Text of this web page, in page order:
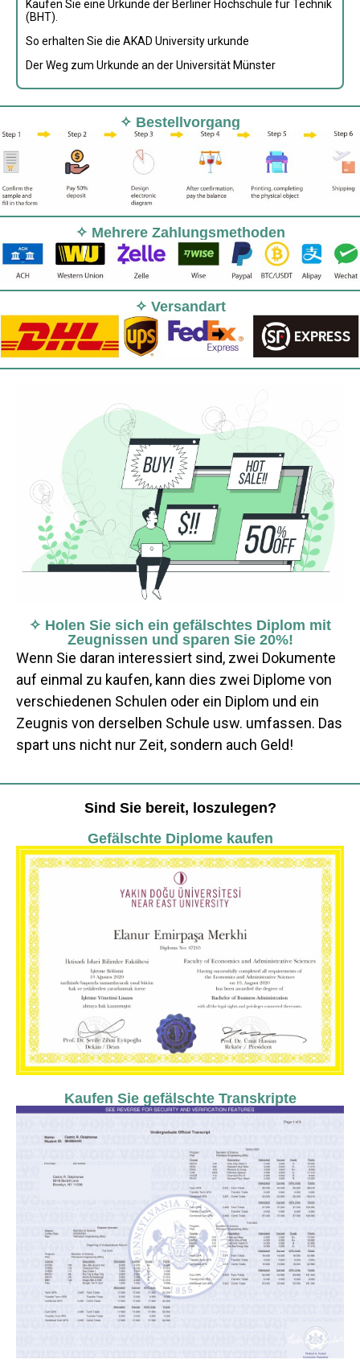
Kaufen Sie eine Urkunde der Berliner Hochschule für Technik
(BHT).
So erhalten Sie die AKAD University urkunde
Der Weg zum Urkunde an der Universität Münster
✧ Bestellvorgang
✧ Mehrere Zahlungsmethoden
✧ Versandart
✧ Holen Sie sich ein gefälschtes Diplom mit
Zeugnissen und sparen Sie 20%!
Wenn Sie daran interessiert sind, zwei Dokumente
auf einmal zu kaufen, kann dies zwei Diplome von
verschiedenen Schulen oder ein Diplom und ein
Zeugnis von derselben Schule usw. umfassen. Das
spart uns nicht nur Zeit, sondern auch Geld!
Sind Sie bereit, loszulegen?
Gefälschte Diplome kaufen
Kaufen Sie gefälschte Transkripte